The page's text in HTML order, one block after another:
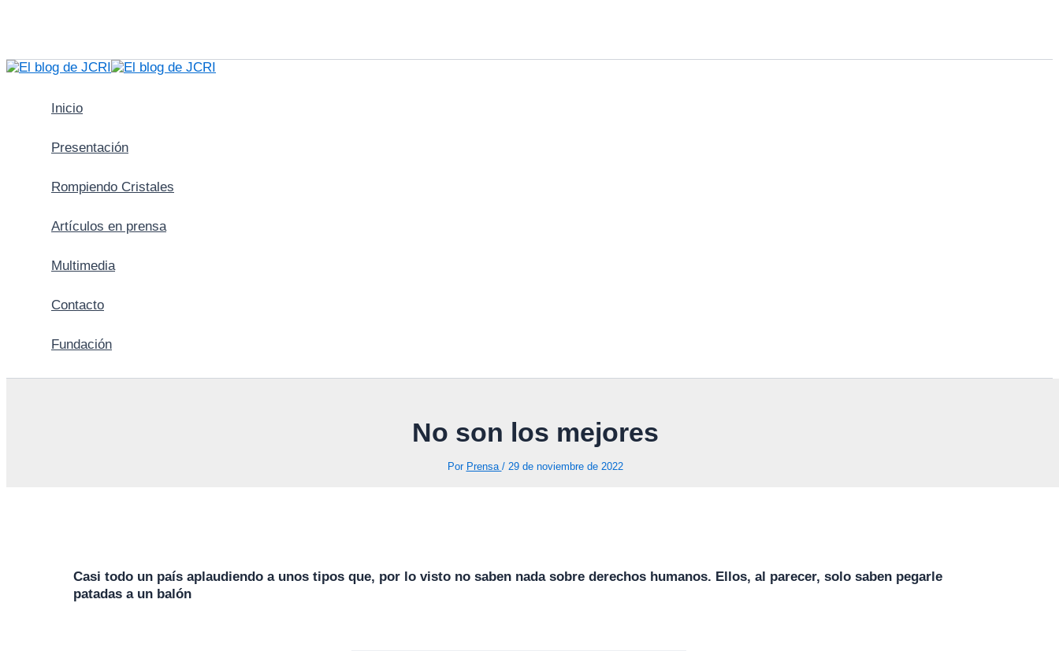
Inicio
Presentación
Rompiendo Cristales
Artículos en prensa
Multimedia
Contacto
Fundación
No son los mejores
Por Prensa / 29 de noviembre de 2022
Casi todo un país aplaudiendo a unos tipos que, por lo visto no saben nada sobre derechos humanos. Ellos, al parecer, solo saben pegarle
patadas a un balón